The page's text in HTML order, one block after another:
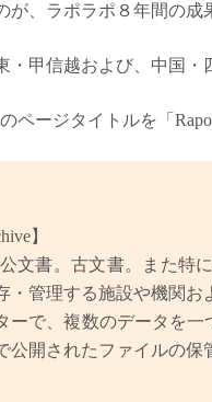
が、ラポラポ８年間の成
・甲信越および、中国
ページタイトルを「
】
文書。古文書。また特
・管理する施設や機関
で、複数のデータを一
公開されたファイルの保